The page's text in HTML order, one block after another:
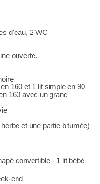
d'eau, 2 WC
ouverte.
160 et 1 lit simple en 90
160 avec un grand
et une partie bitumée)
convertible - 1 lit bébé
end